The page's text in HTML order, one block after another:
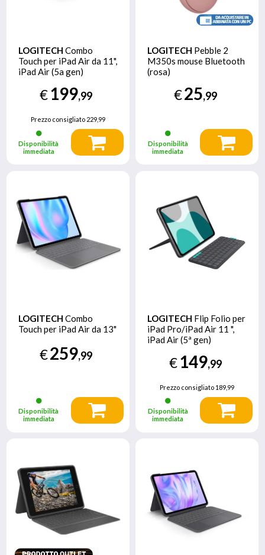
LOGITECH Combo
Touch per iPad Air da 11",
iPad Air (5a gen)
€199,99
Prezzo consigliato229,99
Disponibilità
immediata
LOGITECH Pebble 2
M350s mouse Bluetooth
(rosa)
€25,99
Disponibilità
immediata
LOGITECH Combo
Touch per iPad Air da 13"
€259,99
Disponibilità
immediata
LOGITECH Flip Folio per
iPad Pro/iPad Air 11 ",
iPad Air (5ª gen)
€149,99
Prezzo consigliato 189,99
Disponibilità
immediata